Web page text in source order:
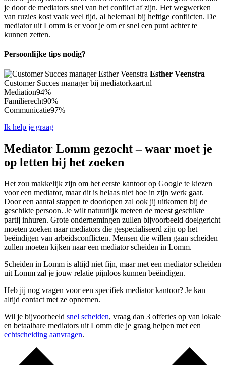
je door de mediators snel van het conflict af zijn. Het wegwerken
van ruzies kost vaak veel tijd, al helemaal bij heftige conflicten. De
mediator uit Lomm is er voor je om er snel een punt achter te
kunnen zetten.
Persoonlijke tips nodig?
Esther Veenstra
Customer Succes manager bij mediatorkaart.nl
Mediation94%
Familierecht90%
Communicatie97%
Ik help je graag
Mediator Lomm gezocht – waar moet je
op letten bij het zoeken
Het zou makkelijk zijn om het eerste kantoor op Google te kiezen
voor een mediator, maar dit is helaas niet hoe in zijn werk gaat.
Door een aantal stappen te doorlopen zal ook jij uitkomen bij de
geschikte persoon. Je wilt natuurlijk meteen de meest geschikte
partij inhuren. Grote ondernemingen zullen bijvoorbeeld doelgericht
moeten zoeken naar mediators die gespecialiseerd zijn op het
beëindigen van arbeidsconflicten. Mensen die willen gaan scheiden
zullen moeten kijken naar een mediator scheiden in Lomm.
Scheiden in Lomm is altijd niet fijn, maar met een mediator scheiden
uit Lomm zal je jouw relatie pijnloos kunnen beëindigen.
Heb jij nog vragen voor een specifiek mediator kantoor? Je kan
altijd contact met ze opnemen.
Wil je bijvoorbeeld snel scheiden, vraag dan 3 offertes op van lokale
en betaalbare mediators uit Lomm die je graag helpen met een
echtscheiding aanvragen.